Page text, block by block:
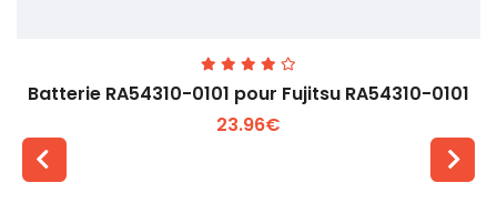
Batterie RA54310-0101 pour Fujitsu RA54310-0101
23.96€